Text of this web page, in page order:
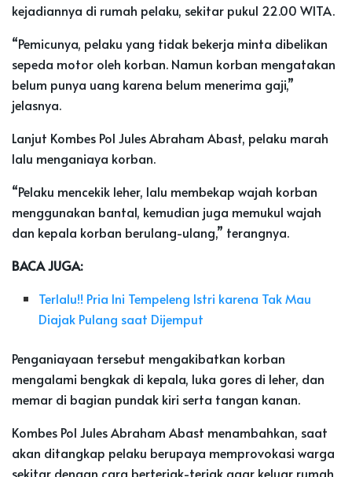
kejadiannya di rumah pelaku, sekitar pukul 22.00 WITA.
“Pemicunya, pelaku yang tidak bekerja minta dibelikan
sepeda motor oleh korban. Namun korban mengatakan
belum punya uang karena belum menerima gaji,”
jelasnya.
Lanjut Kombes Pol Jules Abraham Abast, pelaku marah
lalu menganiaya korban.
“Pelaku mencekik leher, lalu membekap wajah korban
menggunakan bantal, kemudian juga memukul wajah
dan kepala korban berulang-ulang,” terangnya.
BACA JUGA:
Terlalu!! Pria Ini Tempeleng Istri karena Tak Mau
Diajak Pulang saat Dijemput
Penganiayaan tersebut mengakibatkan korban
mengalami bengkak di kepala, luka gores di leher, dan
memar di bagian pundak kiri serta tangan kanan.
Kombes Pol Jules Abraham Abast menambahkan, saat
akan ditangkap pelaku berupaya memprovokasi warga
sekitar dengan cara berteriak-teriak agar keluar rumah,